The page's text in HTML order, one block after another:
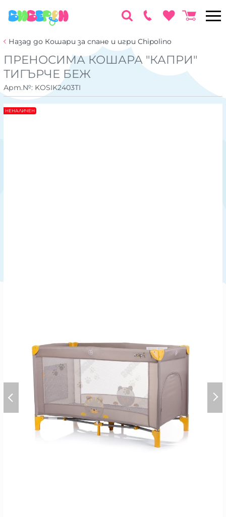
Назад до Кошари за спане и игри Chipolino
ПРЕНОСИМА КОШАРА "КАПРИ"
ТИГЪРЧЕ БЕЖ
Арт.№: KOSIK2403TI
НЕНАЛИЧЕН